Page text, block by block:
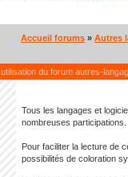
Accueil forums » Autres
utilisation du forum autres-
Tous les langages et
nombreuses participations.
Pour faciliter la lecture de
possibilités de coloration